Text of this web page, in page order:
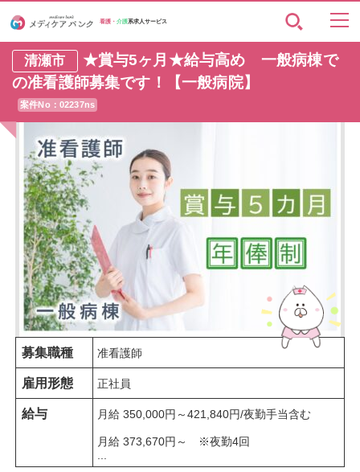
看護・介護系求人サービス
清瀬市
★賞与5ヶ月★給与高め 一般病棟で
の准看護師募集です！【一般病院】
案件No：02237ns
募集職種 准看護師
雇用形態 正社員
給与 月給 350,000円～421,840円/夜勤手当含む
月給 373,670円～　※夜勤4回